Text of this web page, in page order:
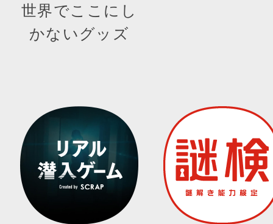
世界でここにし
かないグッズ